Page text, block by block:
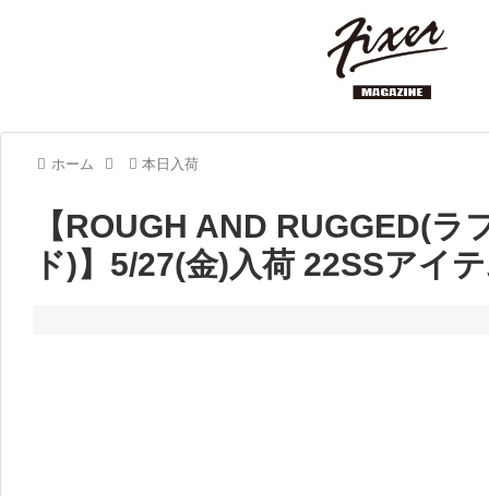
ホーム 本日入荷
【ROUGH AND RUGGED(ラ
ド)】5/27(金)入荷 22SSアイ